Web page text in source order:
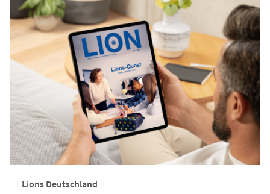
Lions Deutschland